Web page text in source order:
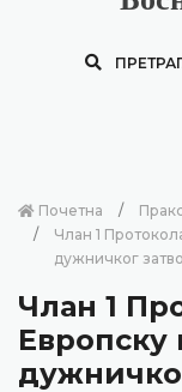
Почетна
Члан 1
дужничког
Члан 1
Европску